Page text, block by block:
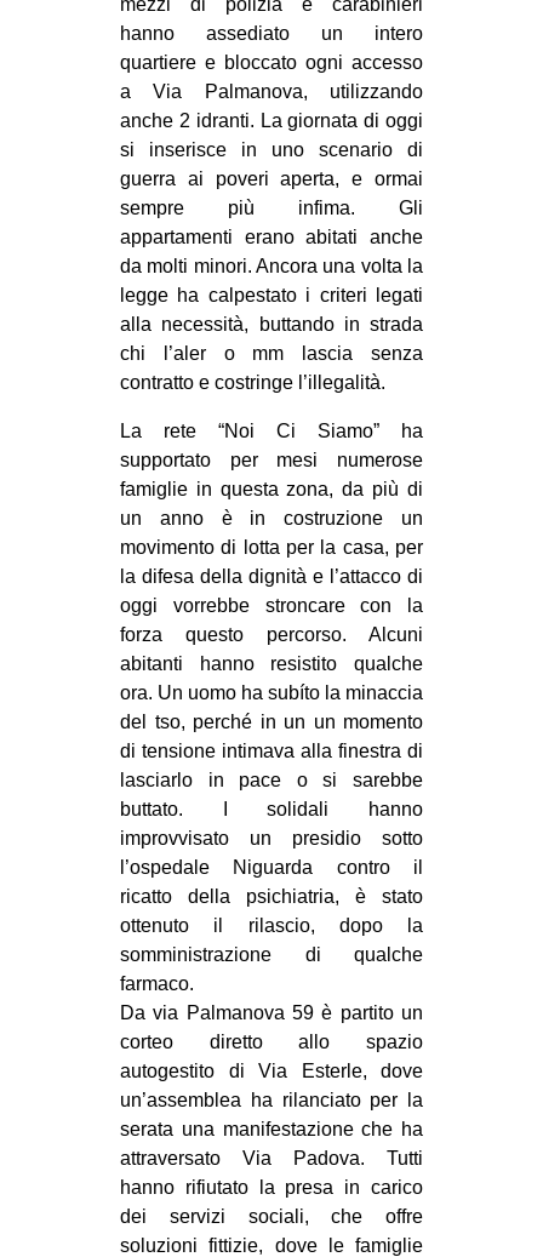
GENERI
MIGRAZIONI
PRECARIATO
REPRESSIONE
STUDENTI
CULTURE
ARTE
CINEMA
MANIFESTI
RECENSIONI
INTERNAZIONALE
AFRICA
AMERICHE
ESTREMO ORIENTE
EUROPA
MEDIO ORIENTE
MONDO
EVENTI
in
Fb
bsky
ms
SEARCH
mezzi di polizia e carabinieri
hanno assediato un intero
quartiere e bloccato ogni accesso
a Via Palmanova, utilizzando
anche 2 idranti. La giornata di oggi
si inserisce in uno scenario di
guerra ai poveri aperta, e ormai
sempre più infima. Gli
appartamenti erano abitati anche
da molti minori. Ancora una volta la
legge ha calpestato i criteri legati
alla necessità, buttando in strada
chi l’aler o mm lascia senza
contratto e costringe l’illegalità.
La rete “Noi Ci Siamo” ha
supportato per mesi numerose
famiglie in questa zona, da più di
un anno è in costruzione un
movimento di lotta per la casa, per
la difesa della dignità e l’attacco di
oggi vorrebbe stroncare con la
forza questo percorso. Alcuni
abitanti hanno resistito qualche
ora. Un uomo ha subíto la minaccia
del tso, perché in un un momento
di tensione intimava alla finestra di
lasciarlo in pace o si sarebbe
buttato. I solidali hanno
improvvisato un presidio sotto
l’ospedale Niguarda contro il
ricatto della psichiatria, è stato
ottenuto il rilascio, dopo la
somministrazione di qualche
farmaco.
Da via Palmanova 59 è partito un
corteo diretto allo spazio
autogestito di Via Esterle, dove
un’assemblea ha rilanciato per la
serata una manifestazione che ha
attraversato Via Padova. Tutti
hanno rifiutato la presa in carico
dei servizi sociali, che offre
soluzioni fittizie, dove le famiglie